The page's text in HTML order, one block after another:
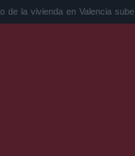
en Valencia sube a 3.485 ...